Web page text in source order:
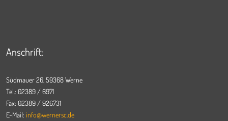
Anschrift:
Südmauer 26, 59368 Werne
Tel.: 02389 / 6971
Fax: 02389 / 926731
E-Mail: info@wernersc.de